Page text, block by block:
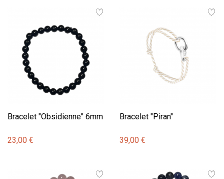
Bracelet "Obsidienne" 6mm
23,00 €
Bracelet "Piran"
39,00 €